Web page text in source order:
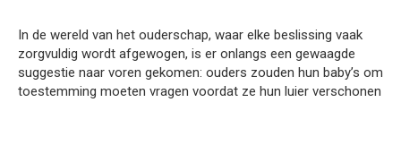
In de wereld van het ouderschap, waar elke beslissing vaak
zorgvuldig wordt afgewogen, is er onlangs een gewaagde
suggestie naar voren gekomen: ouders zouden hun baby’s om
toestemming moeten vragen voordat ze hun luier verschonen